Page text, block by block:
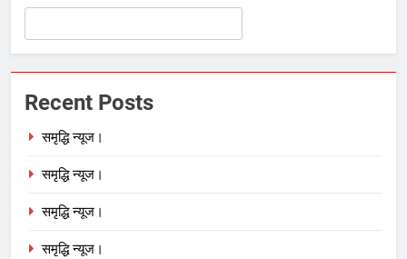
Recent Posts
समृद्धि न्यूज।
समृद्धि न्यूज।
समृद्धि न्यूज।
समृद्धि न्यूज।